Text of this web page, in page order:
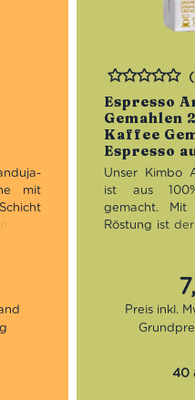
mit
Novi
denn
die
die
Espresso
Gemahlen
Kaffee
Espresso
Bewertet
Unser Kimbo
ist aus
gemacht. Mit
Röstung ist
Röstung:
Bohnen:
40